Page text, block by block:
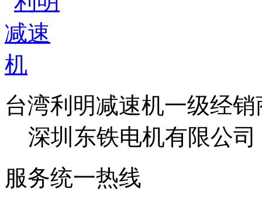
台湾利明减速机一级经销
深圳东铁电机有限公司
服务统一热线